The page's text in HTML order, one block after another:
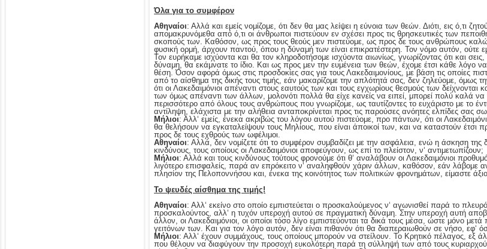
Όλα για το συμφέρον
Αθηναίοι: Αλλά και εμείς νομίζομε, ότι δεν θα μας λείψει η εύνοια των θεών. Διότι, εις ό,τι
απομακρυνόμεθα από ό,τι οι άνθρωποι πιστεύουν εν σχέσει προς τις θρησκευτικές των
σκοπούς των. Καθόσον, ως προς τους θεούς μεν πιστεύομε, ως προς δε τους ανθρώπους
φυσική ορμή, άρχουν παντού, όπου η δύναμή των είναι επικρατέστερη. Τον νόμο αυτόν, ούτε
Τον ευρήκαμε ισχύοντα και θα τον κληροδοτήσομε ισχύοντα αιωνίως, γνωρίζοντας ότι και
δύναμη, θα εκάμνατε το ίδιο. Και ως προς μεν την ευμένεια των θεών, έχομε έτσι κάθε λόγο
θέση. Όσον αφορά όμως στις προσδοκίες σας για τους Λακεδαιμονίους, με βάση τις οποίες
από το αίσθημα της δικής τους τιμής, εάν μακαρίζομε την απλότητά σας, δεν ζηλεύομε, όμως
ότι οι Λακεδαιμόνιοι απέναντι στους εαυτούς των και τους εγχωρίους θεσμούς των
των όμως απέναντι των άλλων, μολονότι πολλά θα είχε κανείς να ειπεί, μπορεί πολύ καλά να
περισσότερο από όλους τους ανθρώπους που γνωρίζομε, ως ταυτίζοντες το ευχάριστο με το
αντίληψη, ελάχιστα με την αλήθεια ανταποκρίνεται προς τις παρούσες ανόητες ελπίδες σας
Μήλιοι: Αλλ‘ εμείς, ένεκα ακριβώς του λόγου αυτού πιστεύομε, προ πάντων, ότι οι
θα θελήσουν να εγκαταλείψουν τους Μηλίους, που είναι άποικοί των, και να καταστούν έτσι
προς δε τους εχθρούς των ωφέλιμοι.
Αθηναίοι: Αλλά, δεν νομίζετε ότι το συμφέρον συμβαδίζει με την ασφάλεια, ενώ η άσκηση της
κινδύνους, τους οποίους οι Λακεδαιμόνιοι αποφεύγουν, ως επί το πλείστον, ν‘ αντιμετωπίζουν;
Μήλιοι: Αλλά και τους κινδύνους τούτους φρονούμε ότι θ‘ αναλάβουν οι Λακεδαιμόνιοι
λιγότερο επισφαλείς, παρά αν επρόκειτο ν‘ αναληφθούν χάριν άλλων, καθόσον, εάν λάβομε
πλησίον της Πελοποννήσου και, ένεκα της κοινότητος των πολιτικών φρονημάτων, είμαστε
Το ψευδές αίσθημα της τιμής!
Αθηναίοι: Αλλ‘ εκείνο στο οποίο εμπιστεύεται ο προσκαλούμενος ν‘ αγωνισθεί παρά το
προσκαλούντος, αλλ‘ η τυχόν υπεροχή αυτού σε πραγματική δύναμη. Στην υπεροχή αυτή
άλλον, οι Λακεδαιμόνιοι, οι οποίοι τόσο λίγο εμπιστεύονται τα δικά τους μέσα, ώστε μόνο
γειτόνων των. Και για τον λόγο αυτόν, δεν είναι πιθανόν ότι θα διαπεραιωθούν σε νήσο, εφ‘
Μήλιοι: Αλλ‘ έχουν συμμάχους, τους οποίους μπορούν να στείλουν. Το Κρητικό πέλαγος, εξ
που θέλουν να διαφύγουν την προσοχή ευκολότερη παρά τη σύλληψή των από τους